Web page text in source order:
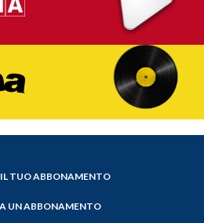
TUO ABBONAMENTO
UN ABBONAMENTO